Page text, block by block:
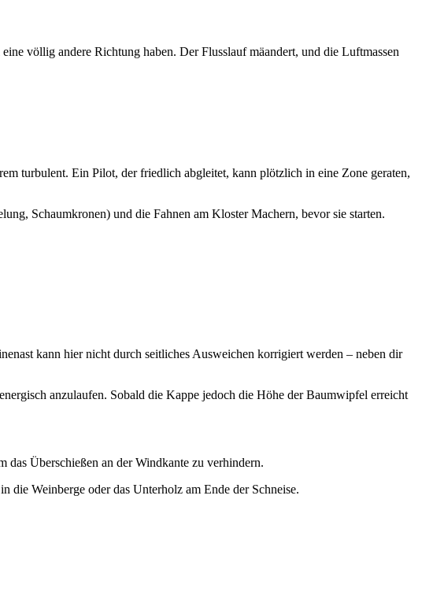
völlig andere Richtung haben. Der Flusslauf mäandert, und die Luftmassen
turbulent. Ein Pilot, der friedlich abgleitet, kann plötzlich in eine Zone geraten,
Schaumkronen) und die Fahnen am Kloster Machern, bevor sie starten.
kann hier nicht durch seitliches Ausweichen korrigiert werden – neben dir
anzulaufen. Sobald die Kappe jedoch die Höhe der Baumwipfel erreicht
Überschießen an der Windkante zu verhindern.
die Weinberge oder das Unterholz am Ende der Schneise.